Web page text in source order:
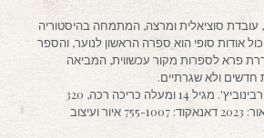
עובדת סוציאלית ומרצה, המתמחה בהיסטוריה
אודות סופי הוא ספרה הראשון לנוער, והספר
פרא לספרות מקור עכשווית, המביאה
חדשים ולא שגרתיים.
הספר זכה בתמיכת קרן רבינוביץ'. מגיל 14 ומעלה כריכה רכה, 320
עמודים תאריך הוצאה לאור: 2023 דאנאקוד: 755-1007 איור ועיצוב